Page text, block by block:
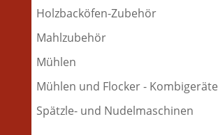
Holzbacköfen-Zubehör
Mahlzubehör
Mühlen
Mühlen und Flocker - Kombigeräte
Spätzle- und Nudelmaschinen